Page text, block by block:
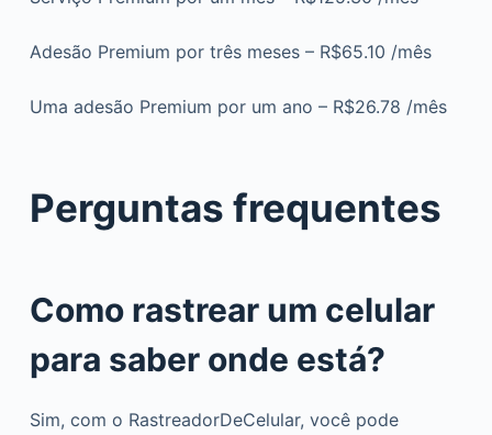
Adesão Premium por três meses – R$65.10 /mês
Uma adesão Premium por um ano – R$26.78 /mês
Perguntas frequentes
Como rastrear um celular
para saber onde está?
Sim, com o RastreadorDeCelular, você pode